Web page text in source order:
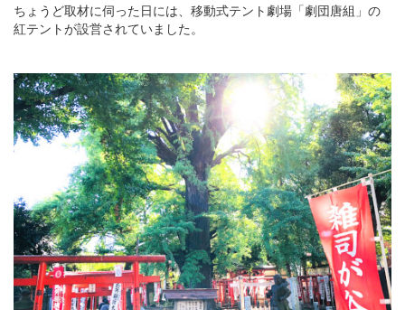
ちょうど取材に伺った日には、移動式テント劇場「劇団唐組」の
紅テントが設営されていました。